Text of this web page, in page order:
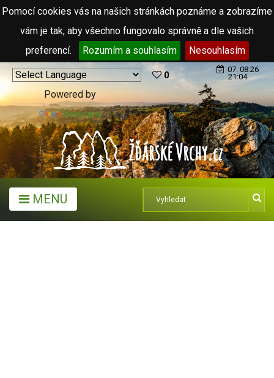
Pomocí cookies vás na našich stránkách poznáme a zobrazíme
vám je tak, aby všechno fungovalo správně a dle vašich
preferencí.
Rozumím a souhlasím Nesouhlasím
Powered by
Translate
0
07. 08.26
21:04
MENU